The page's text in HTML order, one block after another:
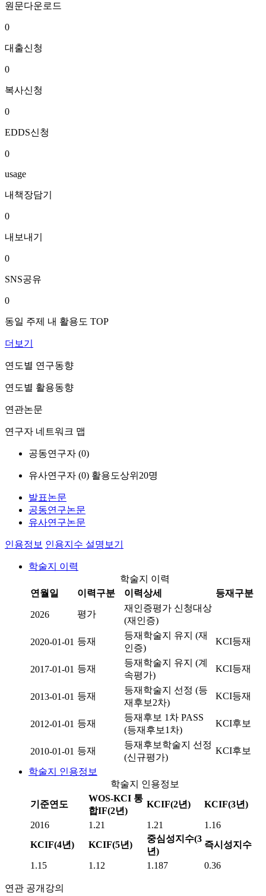
원문다운로드
0
대출신청
0
복사신청
0
EDDS신청
0
usage
내책장담기
0
내보내기
0
SNS공유
0
동일 주제 내 활용도 TOP
더보기
연도별 연구동향
연도별 활용동향
연관논문
연구자 네트워크 맵
공동연구자 (0)
유사연구자 (0) 활용도상위20명
발표논문
공동연구논문
유사연구논문
인용정보 인용지수 설명보기
학술지 이력
학술지 이력
연월일
이력구분 이력상세 등재구분
2026 평가
재인증평가 신청대상
(재인증)
2020-01-01 등재
등재학술지 유지 (재
인증)
KCI등재
2017-01-01 등재
등재학술지 유지 (계
속평가)
KCI등재
2013-01-01 등재
등재학술지 선정 (등
재후보2차)
KCI등재
2012-01-01 등재
등재후보 1차 PASS
(등재후보1차)
KCI후보
2010-01-01 등재
등재후보학술지 선정
(신규평가)
KCI후보
학술지 인용정보
학술지 인용정보
기준연도
WOS-KCI 통
합IF(2년)
KCIF(2년) KCIF(3년)
2016 1.21 1.21
1.16
KCIF(4년)
KCIF(5년)
중심성지수(3
년)
즉시성지수
1.15 1.12 1.187 0.36
연관 공개강의